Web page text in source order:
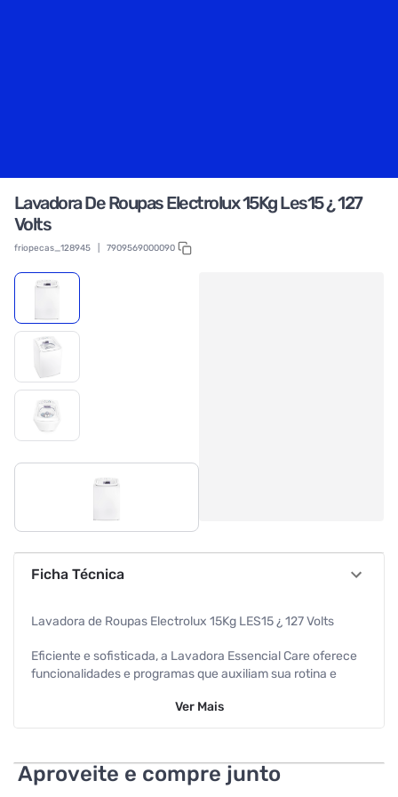
Lavadora De Roupas Electrolux 15Kg Les15 ¿ 127
Volts
friopecas_128945 7909569000090
Ficha Técnica
Lavadora de Roupas Electrolux 15Kg LES15 ¿ 127 Volts
Eficiente e sofisticada, a Lavadora Essencial Care oferece
funcionalidades e programas que auxiliam sua rotina e
A lavadora Essencial Care possui filtro pega fiapos, que
Ver Mais
Aproveite e compre junto